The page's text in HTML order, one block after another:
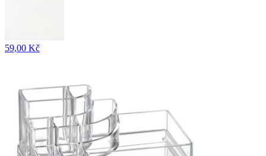
59,00 Kč